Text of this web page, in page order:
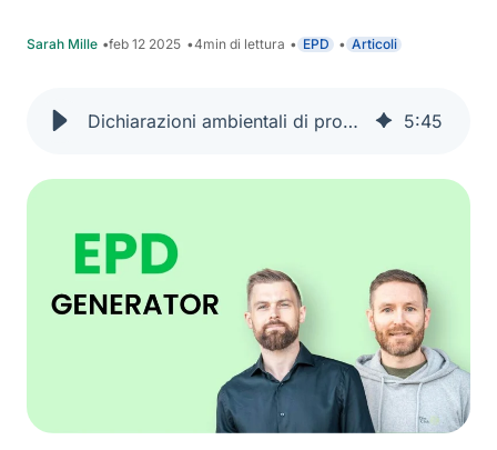
Sarah Mille feb 12 2025 4min di lettura EPD Articoli
Dichiarazioni ambientali di prodotto - come rendere la creazione di EPD fattibile, scalabile e automatizzata 5:45